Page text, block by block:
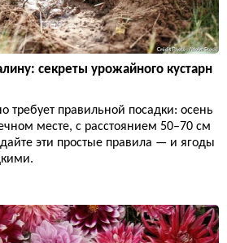
секреты урожайного кустарн
требует правильной посадки: осень
месте, с расстоянием 50–70 см
эти простые правила — и ягоды